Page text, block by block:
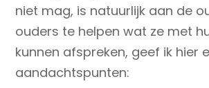
niet mag, is natuurlijk aan de
ouders te helpen wat ze met
kunnen afspreken, geef ik hier
aandachtspunten: